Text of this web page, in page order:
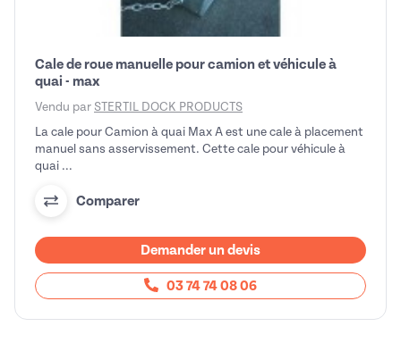
Cale de roue manuelle pour camion et véhicule à
quai - max
Vendu par STERTIL DOCK PRODUCTS
La cale pour Camion à quai Max A est une cale à placement
manuel sans asservissement. Cette cale pour véhicule à
quai ...
Comparer
Demander un devis
03 74 74 08 06